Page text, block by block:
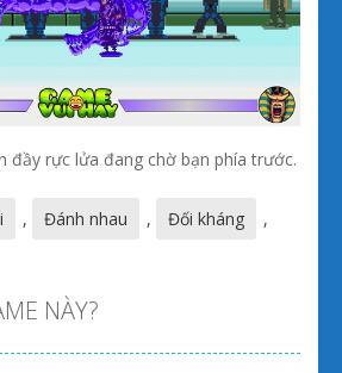
đầy rực lửa đang chờ bạn phía trước.
, Đánh nhau , Đối kháng
,
NÀY?